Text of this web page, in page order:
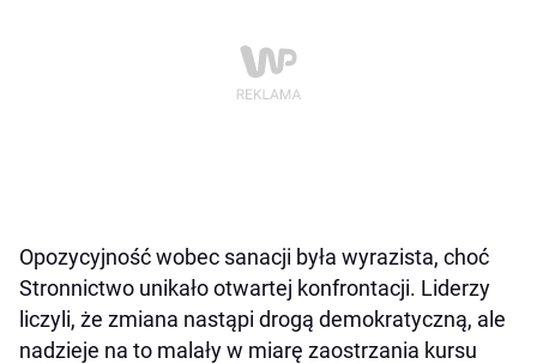
Opozycyjność wobec sanacji była wyrazista, choć
Stronnictwo unikało otwartej konfrontacji. Liderzy
liczyli, że zmiana nastąpi drogą demokratyczną, ale
nadzieje na to malały w miarę zaostrzania kursu